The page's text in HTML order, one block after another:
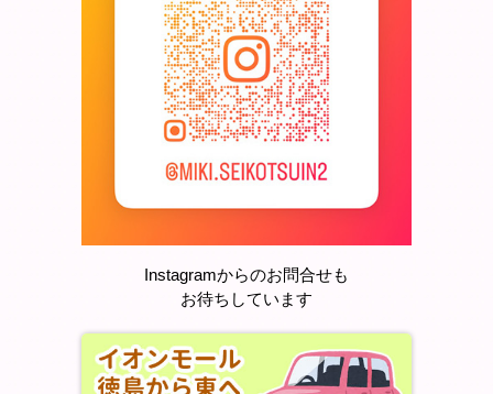
Instagramからのお問合せも
お待ちしています